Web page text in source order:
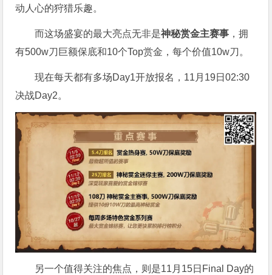
动人心的狩猎乐趣。
而这场盛宴的最大亮点无非是神秘赏金主赛事 ，拥
有500w刀巨额保底和10个Top赏金，每个价值10w刀。
现在每天都有多场Day1开放报名，11月19日02:30
决战Day2。
另一个值得关注的焦点，则是11月15日Final Day的